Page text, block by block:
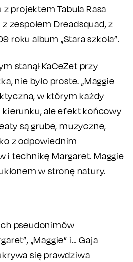
z projektem Tabula Rasa
z zespołem Dreadsquad, z
roku album „Stara szkoła”.
stanął KaCeZet przy
nie było proste. „Maggie
w którym każdy
ale efekt końcowy
są grube, muzyczne,
z odpowiednim
i technikę Margaret. Maggie
w stronę natury.
pseudonimów
„Maggie” i… Gaja
się prawdziwa